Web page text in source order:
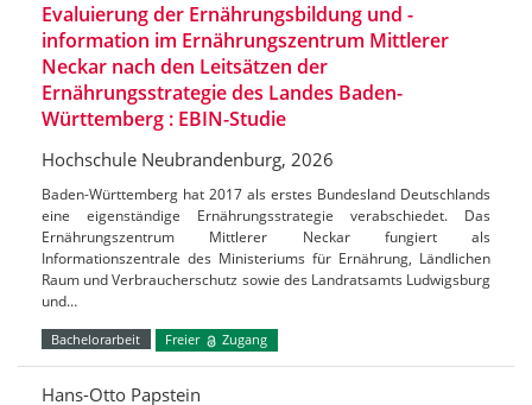
Evaluierung der Ernährungsbildung und -
information im Ernährungszentrum Mittlerer
Neckar nach den Leitsätzen der
Ernährungsstrategie des Landes Baden-
Württemberg : EBIN-Studie
Hochschule Neubrandenburg, 2026
Baden-Württemberg hat 2017 als erstes Bundesland Deutschlands
eine eigenständige Ernährungsstrategie verabschiedet. Das
Ernährungszentrum Mittlerer Neckar fungiert als
Informationszentrale des Ministeriums für Ernährung, Ländlichen
Raum und Verbraucherschutz sowie des Landratsamts Ludwigsburg
und…
Bachelorarbeit Freier Zugang
Hans-Otto Papstein